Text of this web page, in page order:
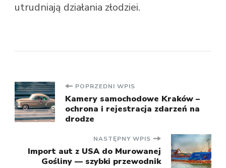
utrudniają działania złodziei.
Nawigacja
wpisu
POPRZEDNI WPIS
Kamery samochodowe Kraków –
ochrona i rejestracja zdarzeń na
drodze
NASTĘPNY WPIS
Import aut z USA do Murowanej
Gośliny — szybki przewodnik